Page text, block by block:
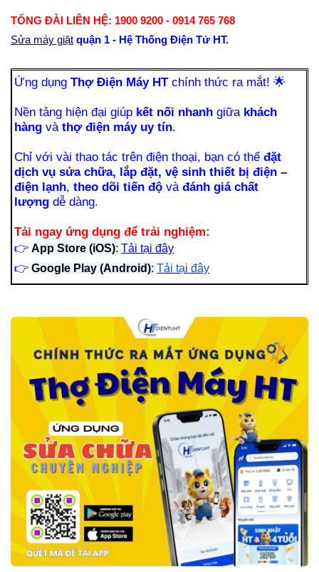
TỔNG ĐÀI LIÊN HỆ: 1900 9200 - 0914 765 768
Sửa máy giặt quận 1 - Hệ Thống Điện Tử HT.
Ứng dụngThợ Điện Máy HTchính thức ra mắt!🌟
Nền tảng hiện đại giúp kết nối nhanh giữa khách
hàng vàthợ điện máy uy tín.
Chỉ với vài thao tác trên điện thoại, bạn có thểđặt
dịch vụ sửa chữa, lắp đặt, vệ sinh thiết bị điện –
điện lạnh,theo dõi tiến độ vàđánh giá chất
lượng dễ dàng.
Tải ngay ứng dụng để trải nghiệm:
👉 App Store (iOS):Tải tại đây
👉 Google Play (Android):Tải tại đây